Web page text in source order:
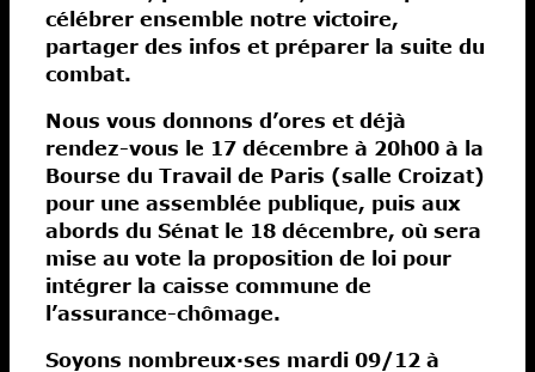
célébrer ensemble notre victoire,
partager des infos et préparer la suite du
combat.
Nous vous donnons d’ores et déjà
rendez-vous le 17 décembre à 20h00 à la
Bourse du Travail de Paris (salle Croizat)
pour une assemblée publique, puis aux
abords du Sénat le 18 décembre, où sera
mise au vote la proposition de loi pour
intégrer la caisse commune de
l’assurance-chômage.
Soyons nombreux·ses mardi 09/12 à